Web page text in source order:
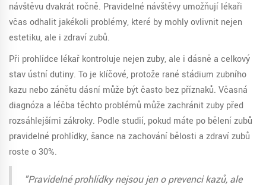
návštěvu dvakrát ročně. Pravidelné návštěvy umožňují lékaři
včas odhalit jakékoli problémy, které by mohly ovlivnit nejen
estetiku, ale i zdraví zubů.
Při prohlídce lékař kontroluje nejen zuby, ale i dásně a celkový
stav ústní dutiny. To je klíčové, protože rané stádium zubního
kazu nebo zánětu dásní může být často bez příznaků. Včasná
diagnóza a léčba těchto problémů může zachránit zuby před
rozsáhlejšími zákroky. Podle studií, pokud máte po bělení zubů
pravidelné prohlídky, šance na zachování bělosti a zdraví zubů
roste o 30%.
"Pravidelné prohlídky nejsou jen o prevenci kazů, ale